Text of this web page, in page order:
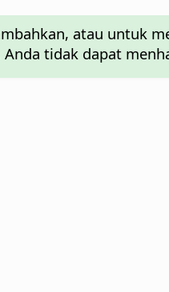
atau untuk
tidak dapat